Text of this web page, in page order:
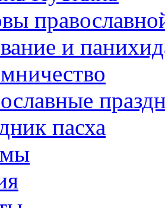
и
пасха